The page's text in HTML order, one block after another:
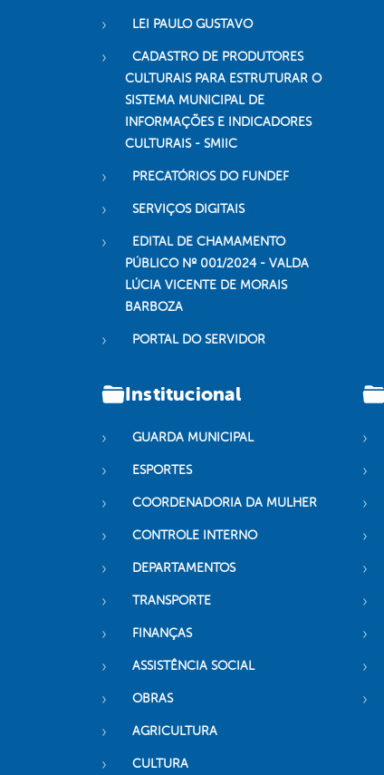
LEI PAULO GUSTAVO
CADASTRO DE PRODUTORES
CULTURAIS PARA ESTRUTURAR O
SISTEMA MUNICIPAL DE
INFORMAÇÕES E INDICADORES
CULTURAIS - SMIIC
PRECATÓRIOS DO FUNDEF
SERVIÇOS DIGITAIS
EDITAL DE CHAMAMENTO
PÚBLICO Nº 001/2024 - VALDA
LÚCIA VICENTE DE MORAIS
BARBOZA
PORTAL DO SERVIDOR
Institucional
GUARDA MUNICIPAL
ESPORTES
COORDENADORIA DA MULHER
CONTROLE INTERNO
DEPARTAMENTOS
TRANSPORTE
FINANÇAS
ASSISTÊNCIA SOCIAL
OBRAS
AGRICULTURA
CULTURA